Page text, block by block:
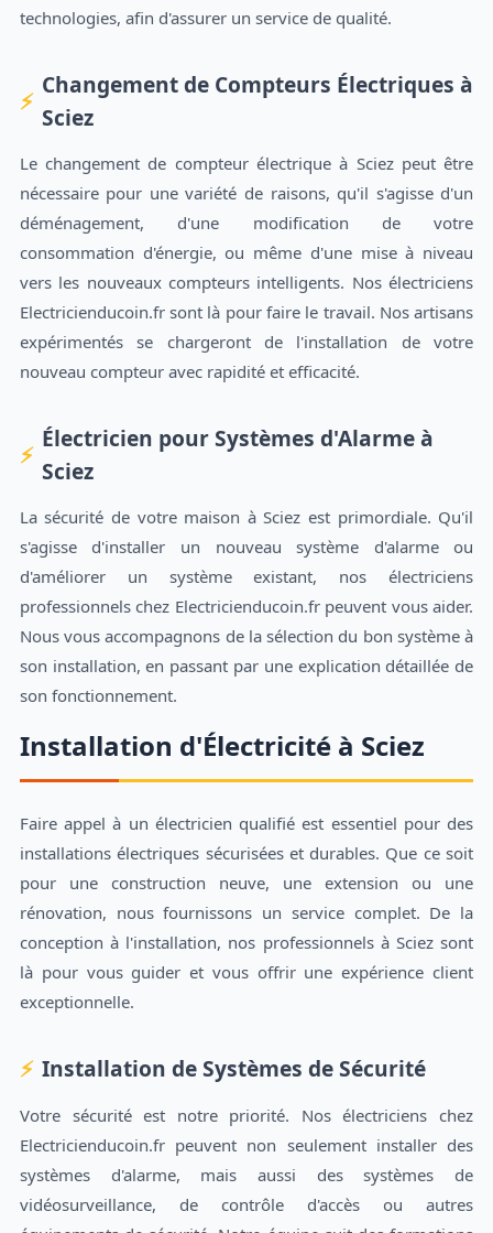
technologies, afin d'assurer un service de qualité.
Changement de Compteurs Électriques à
Sciez
Le changement de compteur électrique à Sciez peut être
nécessaire pour une variété de raisons, qu'il s'agisse d'un
déménagement, d'une modification de votre
consommation d'énergie, ou même d'une mise à niveau
vers les nouveaux compteurs intelligents. Nos électriciens
Electricienducoin.fr sont là pour faire le travail. Nos artisans
expérimentés se chargeront de l'installation de votre
nouveau compteur avec rapidité et efficacité.
Électricien pour Systèmes d'Alarme à
Sciez
La sécurité de votre maison à Sciez est primordiale. Qu'il
s'agisse d'installer un nouveau système d'alarme ou
d'améliorer un système existant, nos électriciens
professionnels chez Electricienducoin.fr peuvent vous aider.
Nous vous accompagnons de la sélection du bon système à
son installation, en passant par une explication détaillée de
son fonctionnement.
Installation d'Électricité à Sciez
Faire appel à un électricien qualifié est essentiel pour des
installations électriques sécurisées et durables. Que ce soit
pour une construction neuve, une extension ou une
rénovation, nous fournissons un service complet. De la
conception à l'installation, nos professionnels à Sciez sont
là pour vous guider et vous offrir une expérience client
exceptionnelle.
Installation de Systèmes de Sécurité
Votre sécurité est notre priorité. Nos électriciens chez
Electricienducoin.fr peuvent non seulement installer des
systèmes d'alarme, mais aussi des systèmes de
vidéosurveillance, de contrôle d'accès ou autres